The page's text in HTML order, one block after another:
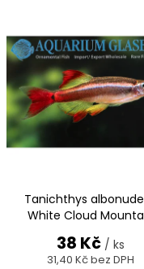
n
í
p
r
o
Abecedně
ý
p
i
s
p
Tanichthys
White Cloud
Minnow"
31,40 Kč bez DPH
38 Kč / ks